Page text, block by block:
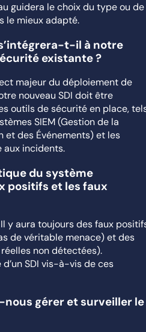
guidera le choix du type ou de
le mieux adapté.
t-il à notre
existante ?
majeur du déploiement de
nouveau SDI doit être
outils de sécurité en place,
SIEM (Gestion de la
et des Événements) et les
aux incidents.
du système
positifs et les faux
y aura toujours des faux
de véritable menace) et des
non détectées).
SDI vis-à-vis de ces
gérer et surveiller le